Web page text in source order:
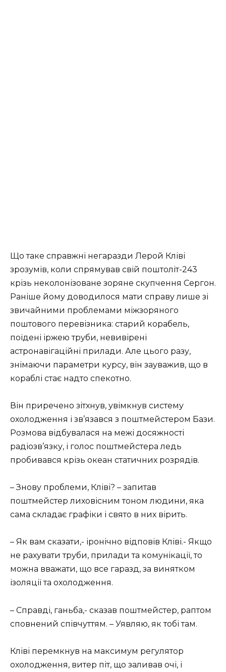
Що таке справжні негаразди Лерой Кліві
зрозумів, коли спрямував свій поштоліт-243
крізь неколонізоване зоряне скупчення Сергон.
Раніше йому доводилося мати справу лише зі
звичайними проблемами міжзоряного
поштового перевізника: старий корабель,
поїдені іржею труби, невивірені
астронавігаційні прилади. Але цього разу,
знімаючи параметри курсу, він зауважив, що в
кораблі стає надто спекотно.
Він приречено зітхнув, увімкнув систему
охолодження і зв’язався з поштмейстером Бази.
Розмова відбувалася на межі досяжності
радіозв’язку, і голос поштмейстера ледь
пробивався крізь океан статичних розрядів.
– Знову проблеми, Кліві? – запитав
поштмейстер лиховісним тоном людини, яка
сама складає графіки і свято в них вірить.
– Як вам сказати,- іронічно відповів Кліві.- Якщо
не рахувати труби, прилади та комунікації, то
можна вважати, що все гаразд, за винятком
ізоляції та охолодження.
– Справді, ганьба,- сказав поштмейстер, раптом
сповнений співчуттям. – Уявляю, як тобі там.
Кліві перемкнув на максимум регулятор
охолодження, витер піт, що заливав очі, і